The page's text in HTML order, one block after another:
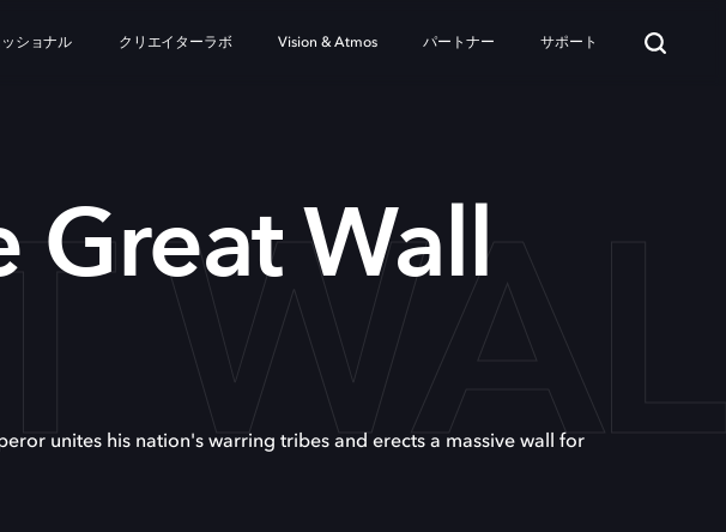
ショナル クリエイターラボ Vision & Atmos パートナー サポート
Great Wall
unites his nation's warring tribes and erects a massive wall for